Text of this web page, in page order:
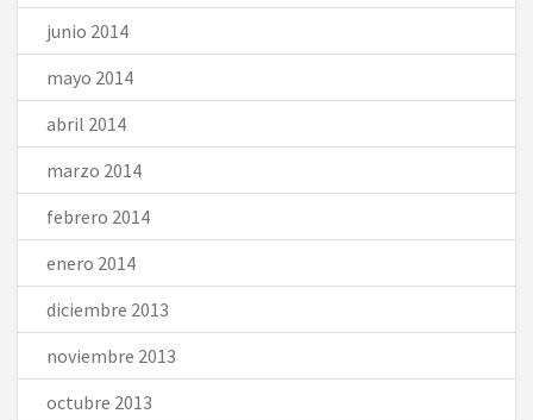
junio 2014
mayo 2014
abril 2014
marzo 2014
febrero 2014
enero 2014
diciembre 2013
noviembre 2013
octubre 2013